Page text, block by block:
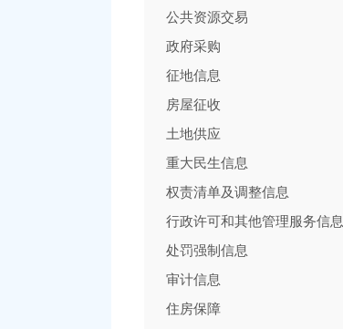
公共资源交易
政府采购
征地信息
房屋征收
土地供应
重大民生信息
权责清单及调整信息
行政许可和其他管理服务信息
处罚强制信息
审计信息
住房保障